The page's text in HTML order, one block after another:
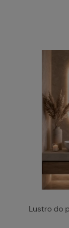
Lustro do